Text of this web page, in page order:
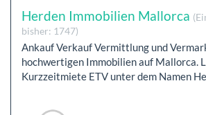
Herden Immobilien Mallorca
bisher: 1747)
Ankauf Verkauf Vermittlung und
hochwertigen Immobilien auf Mallorca.
Kurzzeitmiete ETV unter dem Namen